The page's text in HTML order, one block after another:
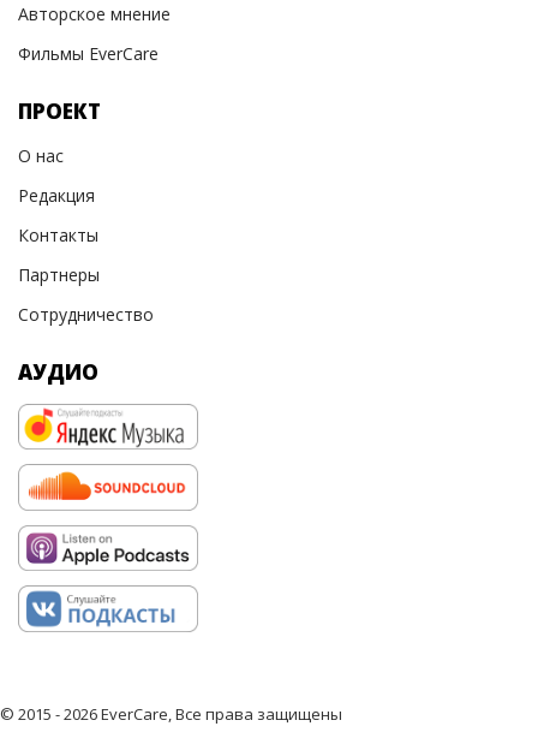
Авторское мнение
Фильмы EverCare
ПРОЕКТ
О нас
Редакция
Контакты
Партнеры
Сотрудничество
АУДИО
© 2015 - 2026 EverCare, Все права защищены